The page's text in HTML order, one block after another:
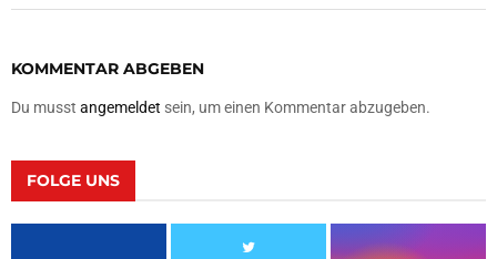
KOMMENTAR ABGEBEN
Du musst angemeldet sein, um einen Kommentar abzugeben.
FOLGE UNS